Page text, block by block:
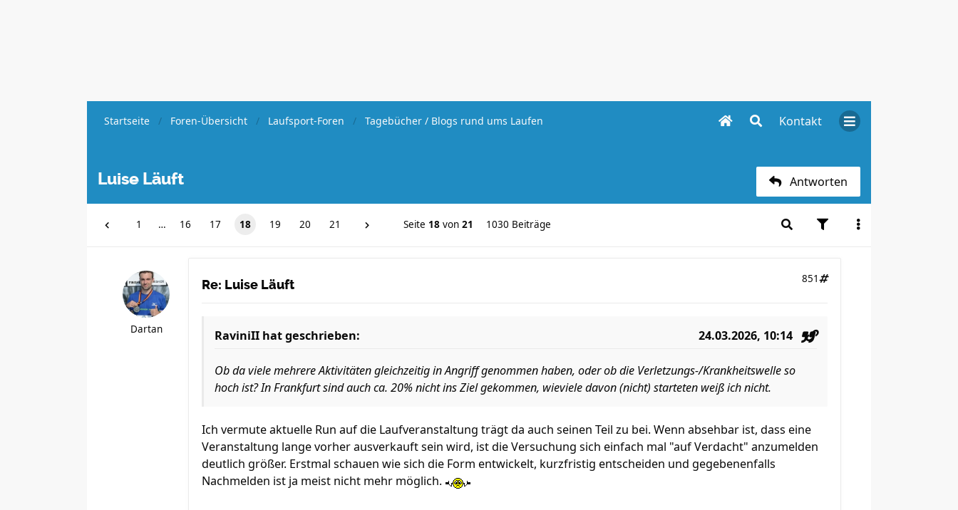
Kontakt
Startseite Foren-Übersicht Laufsport-Foren Tagebücher / Blogs rund ums Laufen
Luise Läuft Antworten
1 … 16 17 18 19 20 21 Seite 18 von 21 1030 Beiträge
Dartan
Re: Luise Läuft 851
RaviniII hat geschrieben: 24.03.2026, 10:14
Ob da viele mehrere Aktivitäten gleichzeitig in Angriff genommen haben, oder ob die Verletzungs-/Krankheitswelle so
hoch ist? In Frankfurt sind auch ca. 20% nicht ins Ziel gekommen, wieviele davon (nicht) starteten weiß ich nicht.
Ich vermute aktuelle Run auf die Laufveranstaltung trägt da auch seinen Teil zu bei. Wenn absehbar ist, dass eine
Veranstaltung lange vorher ausverkauft sein wird, ist die Versuchung sich einfach mal "auf Verdacht" anzumelden
deutlich größer. Erstmal schauen wie sich die Form entwickelt, kurzfristig entscheiden und gegebenenfalls
Nachmelden ist ja meist nicht mehr möglich.